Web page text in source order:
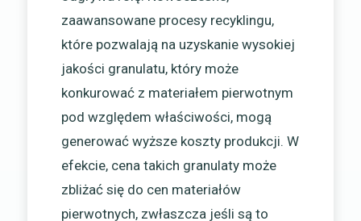
zaawansowane procesy recyklingu,
które pozwalają na uzyskanie wysokiej
jakości granulatu, który może
konkurować z materiałem pierwotnym
pod względem właściwości, mogą
generować wyższe koszty produkcji. W
efekcie, cena takich granulaty może
zbliżać się do cen materiałów
pierwotnych, zwłaszcza jeśli są to